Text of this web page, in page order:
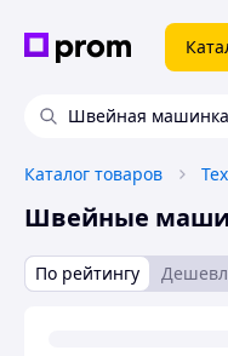
Швейная машинка
Каталог товаров
Швейные
По рейтингу